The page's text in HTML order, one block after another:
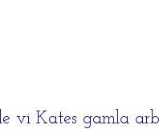
vi Kates gamla